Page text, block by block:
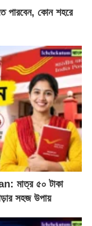
পারবেন, কোন শহরে
৫০ টাকা
সহজ উপায়